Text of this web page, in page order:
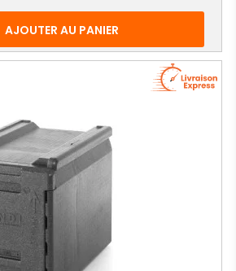
AJOUTER AU PANIER